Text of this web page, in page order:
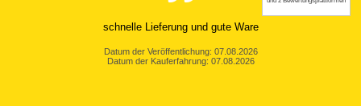
Ein ganz wunderbarer Service. Sehr schnelle Lieferung, und auch eine
Datum der Veröffentlichung: 06.08.2026